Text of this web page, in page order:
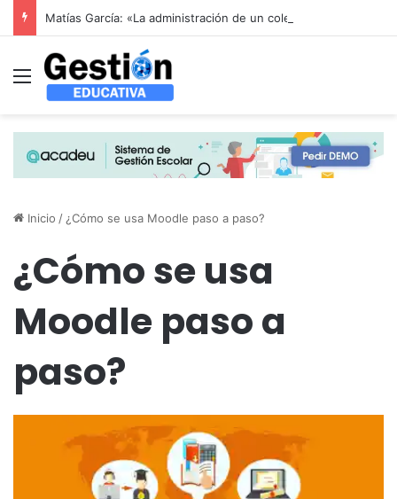
Menú
Inicio / ¿Cómo se usa Moodle paso a paso?
¿Cómo se usa
Moodle paso a
paso?